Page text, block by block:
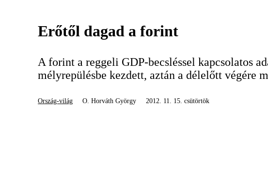
Erőtől dagad a forint
A forint a reggeli GDP-becsléssel kapcsolatos
mélyrepülésbe kezdett, aztán a délelőtt végére
Ország-világ O. Horváth György 2012. 11. 15. csütörtök